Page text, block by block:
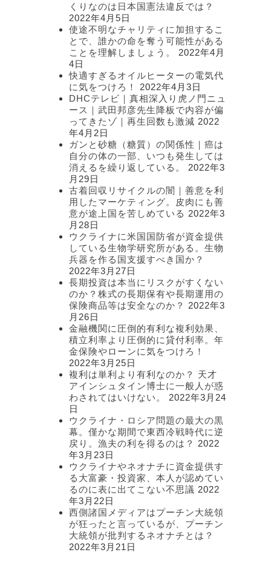
くりなのは日本国憲法違反では？
2022年4月5日
使途不明なチャリティに加担するこ
とで、誰かの命を奪う可能性がある
ことを理解しましょう。
2022年4月
4日
快適すぎるオイルヒーターの電気代
に気をつけろ！
2022年4月3日
DHCテレビ｜真相深入り虎ノ門ニュ
ース｜武田邦彦先生降板で内容が偏
ってきたゾ｜再生回数も激減 2022
年4月2日
ガンと砂糖（糖質）の関係性｜癌は
自分の体の一部、いつも発生しては
消えるを繰り返している。
2022年3
月29日
古着回収リサイクルの闇｜善意を利
用したマーケティング。皮肉にも善
意が途上国を苦しめている 2022年3
月28日
ウクライナに米国国防省が資金提供
している生物学研究所がある。生物
兵器を作る国支援すべき国か？
2022年3月27日
長期投資は本当にリスクがすくない
のか？株式の長期保有や長期運用の
保険商品等は安全なのか？
2022年3
月26日
金融機関に圧倒的有利な複利効果、
積立利率より圧倒的に貸付利率。年
金保険やローンに気をつけろ！
2022年3月25日
複利は単利より有利なのか？ 天才
アインシュタイン博士に一般人が惑
わされてはいけない。
2022年3月24
日
ウクライナ・ロシア問題の最大の黒
幕。僅かな期間で東西冷戦時代に逆
戻り。漁夫の利を得るのは？
2022
年3月23日
ウクライナやネオナチに資金提供す
る大富豪・投資家、本人が認めてい
るのに表に出てこない不思議 2022
年3月22日
西側諸国メディアはプーチン大統領
が狂ったと言っているが、プーチン
大統領が批判するネオナチとは？
2022年3月21日